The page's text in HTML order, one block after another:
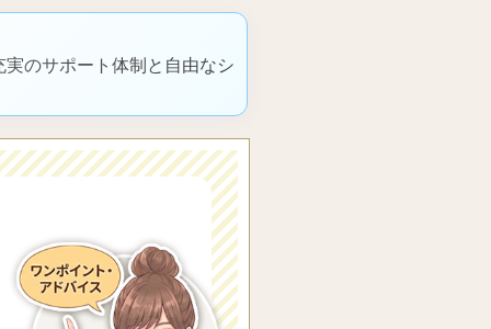
のサポート体制と自由なシ